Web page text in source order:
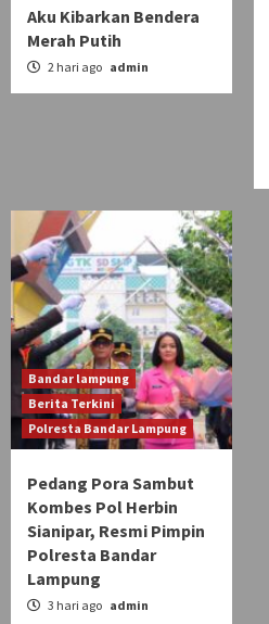
Aku Kibarkan Bendera
Merah Putih
2 hari ago admin
Bandar lampung
Berita Terkini
Polresta Bandar Lampung
Pedang Pora Sambut
Kombes Pol Herbin
Sianipar, Resmi Pimpin
Polresta Bandar
Lampung
3 hari ago admin